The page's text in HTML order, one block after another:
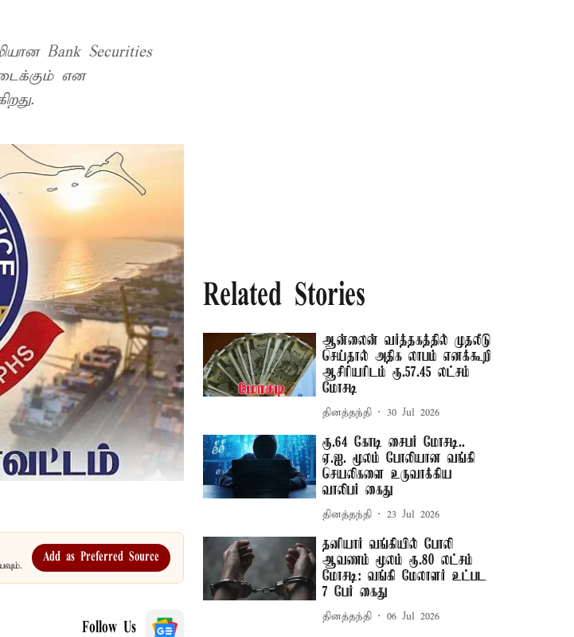
Bank Securities
என
Add as Preferred Source
Follow Us
Related Stories
ஆன்லைன் வர்த்தகத்தில் முதலீடு
செய்தால் அதிக லாபம் எனக்கூறி
ஆசிரியரிடம் ரூ.57.45 லட்சம்
மோசடி
தினத்தந்தி 30 Jul 2026
ரூ.64 கோடி சைபர் மோசடி..
ஏ.ஐ. மூலம் போலியான வங்கி
செயலிகளை உருவாக்கிய
வாலிபர் கைது
தினத்தந்தி 23 Jul 2026
தனியார் வங்கியில் போலி
ஆவணம் மூலம் ரூ.80 லட்சம்
மோசடி: வங்கி மேலாளர் உட்பட
7 பேர் கைது
தினத்தந்தி 06 Jul 2026